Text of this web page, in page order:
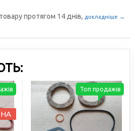
протягом 14 днів, докладніше →
Топ продажів